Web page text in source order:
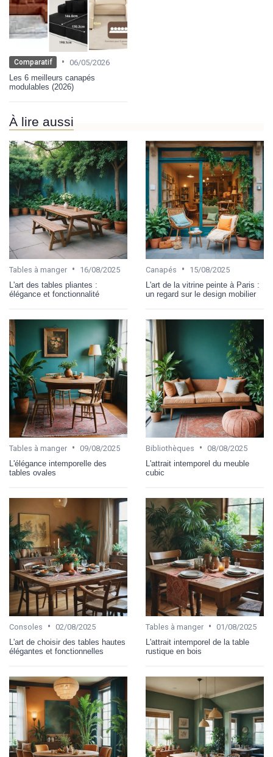
Comparatif • 06/05/2026
Les 6 meilleurs canapés
modulables (2026)
À lire aussi
Tables à manger •
16/08/2025
L'art des tables pliantes :
élégance et fonctionnalité
Canapés •
15/08/2025
L'art de la vitrine peinte à Paris :
un regard sur le design mobilier
Tables à manger • 09/08/2025
L'élégance intemporelle des
tables ovales
Bibliothèques • 08/08/2025
L'attrait intemporel du meuble
cubic
Consoles • 02/08/2025
L'art de choisir des tables hautes
élégantes et fonctionnelles
Tables à manger • 01/08/2025
L'attrait intemporel de la table
rustique en bois